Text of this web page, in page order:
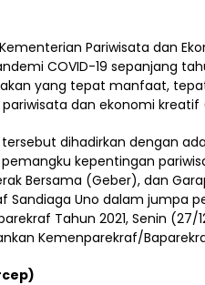
Pariwisata dan
COVID-19 sepanjang
yang tepat manfaat,
dan ekonomi kreatif
dihadirkan dengan
kepentingan
Bersama (Geber), dan
Sandiaga Uno dalam jumpa
Tahun 2021, Senin
Kemenparekraf/